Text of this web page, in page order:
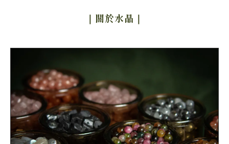
｜關於水晶 ｜